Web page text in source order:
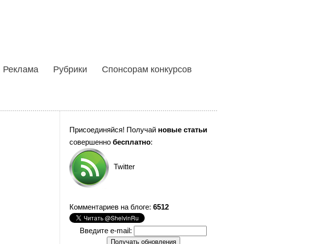
Реклама Рубрики Спонсорам конкурсов
Присоединяйся! Получай новые статьи
совершенно бесплатно:
Twitter
Комментариев на блоге: 6512
Введите e-mail: